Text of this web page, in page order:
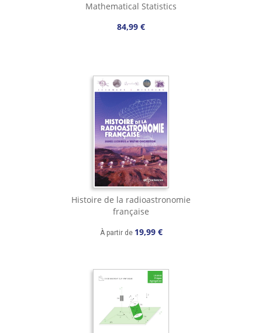
Mathematical Statistics
84,99 €
Histoire de la radioastronomie
française
À partir de 19,99 €